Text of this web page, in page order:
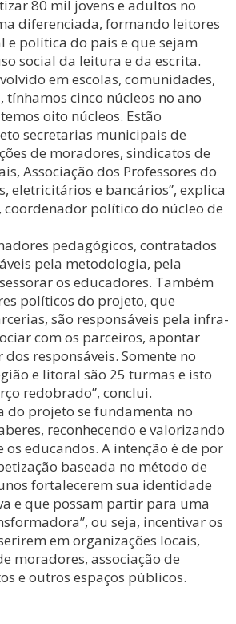
80 mil jovens e adultos no
diferenciada, formando leitores
e política do país e que sejam
social da leitura e da escrita.
em escolas, comunidades,
tínhamos cinco núcleos no ano
oito núcleos. Estão
secretarias municipais de
de moradores, sindicatos de
Associação dos Professores do
eletricitários e bancários”, explica
coordenador político do núcleo de
pedagógicos, contratados
pela metodologia, pela
os educadores. Também
políticos do projeto, que
são responsáveis pela infra-
com os parceiros, apontar
responsáveis. Somente no
e litoral são 25 turmas e isto
redobrado”, conclui.
do projeto se fundamenta no
reconhecendo e valorizando
os educandos. A intenção é de por
baseada no método de
fortalecerem sua identidade
e que possam partir para uma
ou seja, incentivar os
em organizações locais,
moradores, associação de
e outros espaços públicos.